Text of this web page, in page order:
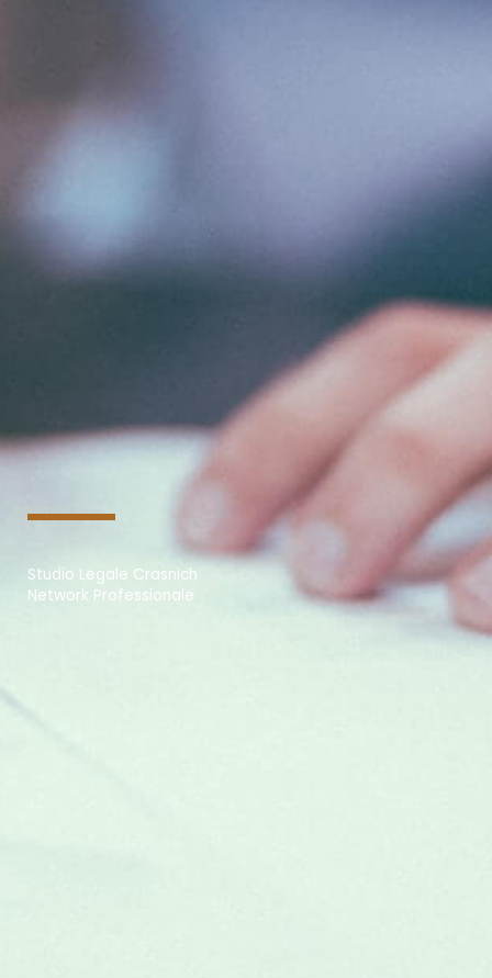
Studio Legale Crasnich
Network Professionale